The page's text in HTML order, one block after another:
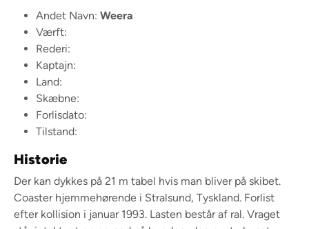
Andet Navn: Weera
Værft:
Rederi:
Kaptajn:
Land:
Skæbne:
Forlisdato:
Tilstand:
Historie
Der kan dykkes på 21 m tabel hvis man bliver på skibet.
Coaster hjemmehørende i Stralsund, Tyskland. Forlist
efter kollision i januar 1993. Lasten består af ral. Vraget